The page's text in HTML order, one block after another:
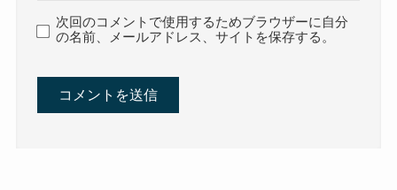
次回のコメントで使用するためブラウザーに自分
の名前、メールアドレス、サイトを保存する。